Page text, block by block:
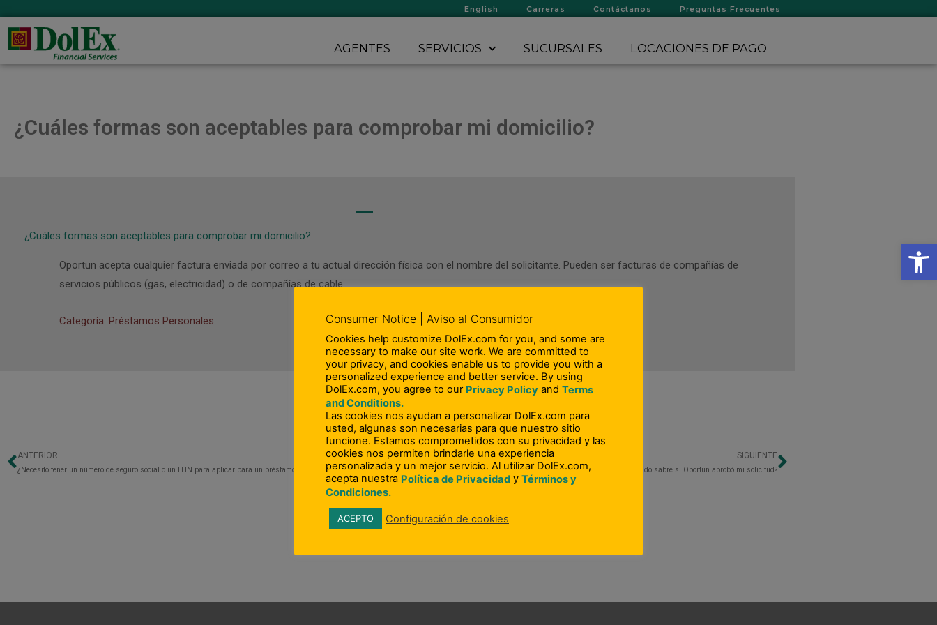
English Carreras Contáctanos Preguntas Frecuentes
AGENTES SERVICIOS SUCURSALES LOCACIONES DE PAGO
¿Cuáles formas son aceptables para comprobar mi domicilio?
A
¿Cuáles formas son aceptables para comprobar mi domicilio?
Oportun acepta cualquier factura enviada por correo a tu actual dirección física con el nombre del solicitante. Pueden ser facturas de compañías de
servicios públicos (gas, electricidad) o de compañías de cable.
Categoría: Préstamos Personales
Previo
ANTERIOR
¿Necesito tener un número de seguro social o un ITIN para aplicar para un préstamo de Oportun?
SIGUIENTE
¿Cuándo sabré si Oportun aprobó mi solicitud?Next
Consumer Notice | Aviso al Consumidor
Cookies help customize DolEx.com for you, and some are
necessary to make our site work. We are committed to
your privacy, and cookies enable us to provide you with a
personalized experience and better service. By using
DolEx.com, you agree to our Privacy Policy and Terms
and Conditions.
Las cookies nos ayudan a personalizar DolEx.com para
usted, algunas son necesarias para que nuestro sitio
funcione. Estamos comprometidos con su privacidad y las
cookies nos permiten brindarle una experiencia
personalizada y un mejor servicio. Al utilizar DolEx.com,
acepta nuestra Política de Privacidad y Términos y
Condiciones.
ACEPTO Configuración de cookies